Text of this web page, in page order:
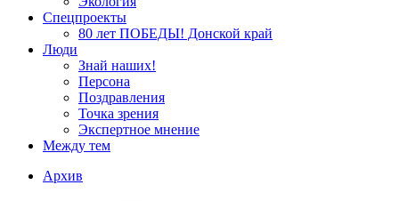
Спецпроекты
80 лет ПОБЕДЫ! Донской край
Люди
Знай наших!
Персона
Поздравления
Точка зрения
Экспертное мнение
Между тем
Архив